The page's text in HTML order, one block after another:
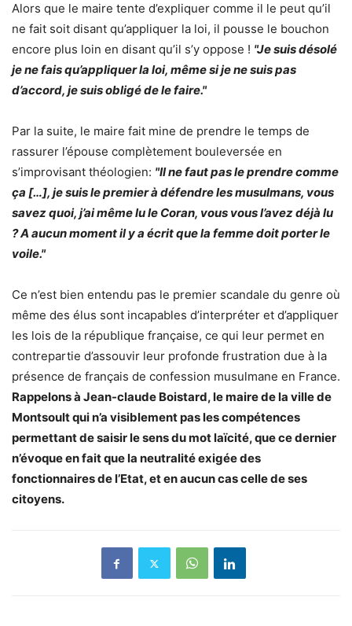
Alors que le maire tente d’expliquer comme il le peut qu’il
ne fait soit disant qu’appliquer la loi, il pousse le bouchon
encore plus loin en disant qu’il s’y oppose ! "Je suis désolé
je ne fais qu’appliquer la loi, même si je ne suis pas
d’accord, je suis obligé de le faire."
Par la suite, le maire fait mine de prendre le temps de
rassurer l’épouse complètement bouleversée en
s’improvisant théologien: "Il ne faut pas le prendre comme
ça […], je suis le premier à défendre les musulmans, vous
savez quoi, j’ai même lu le Coran, vous vous l’avez déjà lu
? A aucun moment il y a écrit que la femme doit porter le
voile."
Ce n’est bien entendu pas le premier scandale du genre où
même des élus sont incapables d’interpréter et d’appliquer
les lois de la république française, ce qui leur permet en
contrepartie d’assouvir leur profonde frustration due à la
présence de français de confession musulmane en France.
Rappelons à Jean-claude Boistard, le maire de la ville de
Montsoult qui n’a visiblement pas les compétences
permettant de saisir le sens du mot laïcité, que ce dernier
n’évoque en fait que la neutralité exigée des
fonctionnaires de l’Etat, et en aucun cas celle de ses
citoyens.